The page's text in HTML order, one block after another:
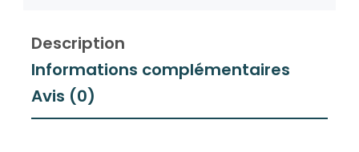
Description
Informations complémentaires
Avis (0)